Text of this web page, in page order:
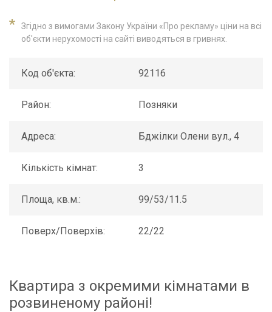
*
Згідно з вимогами Закону України «Про рекламу» ціни на всі
об'єкти нерухомості на сайті виводяться в гривнях.
Код об'єкта: 92116
Район: Позняки
Адреса: Бджілки Олени вул., 4
Кількість кімнат: 3
Площа, кв.м.: 99/53/11.5
Поверх/Поверхів: 22/22
Квартира з окремими кімнатами в
розвиненому районі!